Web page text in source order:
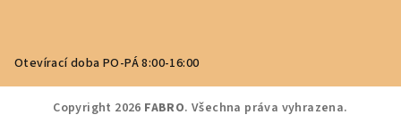
Otevírací doba PO-PÁ 8:00-16:00
Copyright 2026 FABRO. Všechna práva vyhrazena.